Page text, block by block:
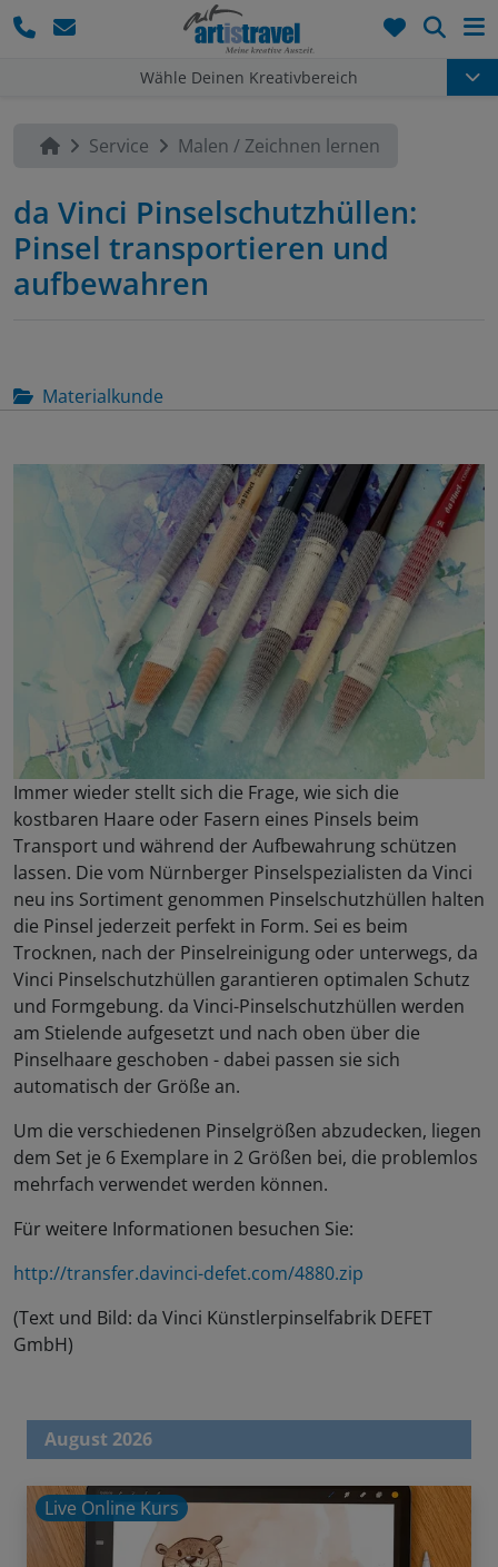
Wähle Deinen Kreativbereich
Service Malen / Zeichnen lernen
da Vinci Pinselschutzhüllen:
Pinsel transportieren und
aufbewahren
Materialkunde
Immer wieder stellt sich die Frage, wie sich die
kostbaren Haare oder Fasern eines Pinsels beim
Transport und während der Aufbewahrung schützen
lassen. Die vom Nürnberger Pinselspezialisten da Vinci
neu ins Sortiment genommen Pinselschutzhüllen halten
die Pinsel jederzeit perfekt in Form. Sei es beim
Trocknen, nach der Pinselreinigung oder unterwegs, da
Vinci Pinselschutzhüllen garantieren optimalen Schutz
und Formgebung. da Vinci-Pinselschutzhüllen werden
am Stielende aufgesetzt und nach oben über die
Pinselhaare geschoben - dabei passen sie sich
automatisch der Größe an.
Um die verschiedenen Pinselgrößen abzudecken, liegen
dem Set je 6 Exemplare in 2 Größen bei, die problemlos
mehrfach verwendet werden können.
Für weitere Informationen besuchen Sie:
http://transfer.davinci-defet.com/4880.zip
(Text und Bild: da Vinci Künstlerpinselfabrik DEFET
GmbH)
August 2026
Live Online Kurs